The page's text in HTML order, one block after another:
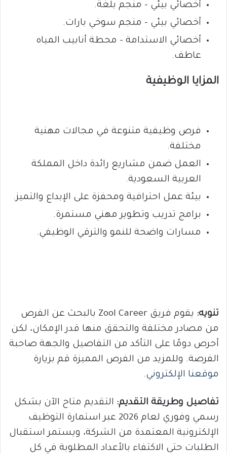
أخصائي بيئي – منجم بلغة.
أخصائي بيئي – منجم سوخي بارات.
أخصائي الاستدامة – محطة أنابيب المياه
عاطف.
المزايا الوظيفية
فرص وظيفية متنوعة في مجالات مهنية
مختلفة.
العمل ضمن مشاريع رائدة داخل المملكة
العربية السعودية.
بيئة عمل احترافية ومحفزة على الإبداع والتميز.
برامج تدريب وتطوير مهني مستمرة.
مسارات واضحة للنمو والترقي الوظيفي.
تنويه:
يقوم فريق Zool Career بالبحث عن الفرص
من مصادر مختلفة والتحقق منها قدر الإمكان، لكن
أحرص دومًا على التأكد من التفاصيل والجهة صاحبة
الفرصة. وللمزيد من الفرص المميزة قم بزيارة
موقعنا الإلكتروني.
تفاصيل وطريقة التقديم: التقديم متاح الآن بشكل
رسمي وفوري لعام 2026 عبر استمارة التوظيف
الإلكترونية المعتمدة من الشركة، ويستمر استقبال
الطلبات حتى الاكتفاء بالأعداد المطلوبة في كل